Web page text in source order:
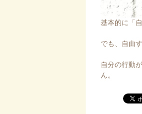
基本的に「
でも、自由
自分の行動
ん。